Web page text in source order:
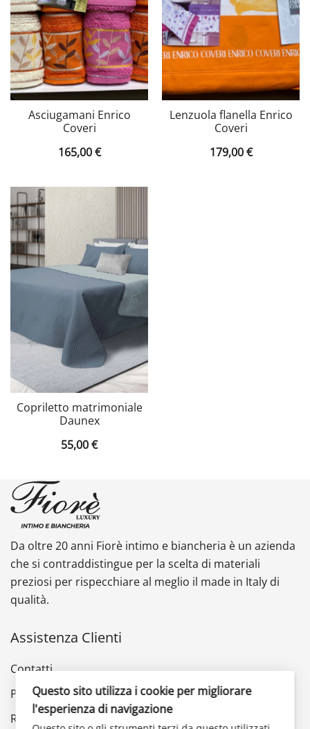
Asciugamani Enrico
Coveri
165,00€
Lenzuola flanella Enrico
Coveri
179,00€
Copriletto matrimoniale
Daunex
55,00€
Da oltre 20 anni Fiorè intimo e biancheria è un azienda
che si contraddistingue per la scelta di materiali
preziosi per rispecchiare al meglio il made in Italy di
qualità.
Assistenza Clienti
Contatti
Privacy Policy
Reso e rimborso
Questo sito utilizza i cookie per migliorare
l'esperienza di navigazione